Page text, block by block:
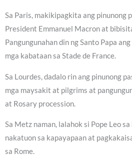
Sa Paris, makikipagkita ang pinunong
President Emmanuel Macron at
Pangungunahan din ng Santo Papa
mga kabataan sa Stade de France.
Sa Lourdes, dadalo rin ang pinunong
mga maysakit at pilgrims at
at Rosary procession.
Sa Metz naman, lalahok si Pope Leo
nakatuon sa kapayapaan at
sa Rome.